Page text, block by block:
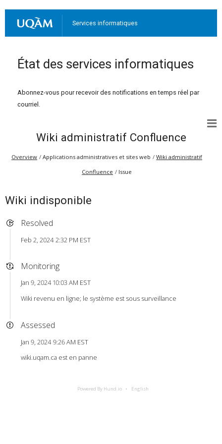
Services informatiques
État des services informatiques
Abonnez-vous pour recevoir des notifications en temps réel par
courriel.
Wiki administratif Confluence
Overview Applications administratives et sites web
Wiki administratif
Confluence
Issue
Wiki indisponible
Resolved
Feb 2, 2024 2:32 PM EST
Monitoring
Jan 9, 2024 10:03 AM EST
Wiki revenu en ligne; le système est sous surveillance
Assessed
Jan 9, 2024 9:26 AM EST
wiki.uqam.ca est en panne
Powered By Hund.io English